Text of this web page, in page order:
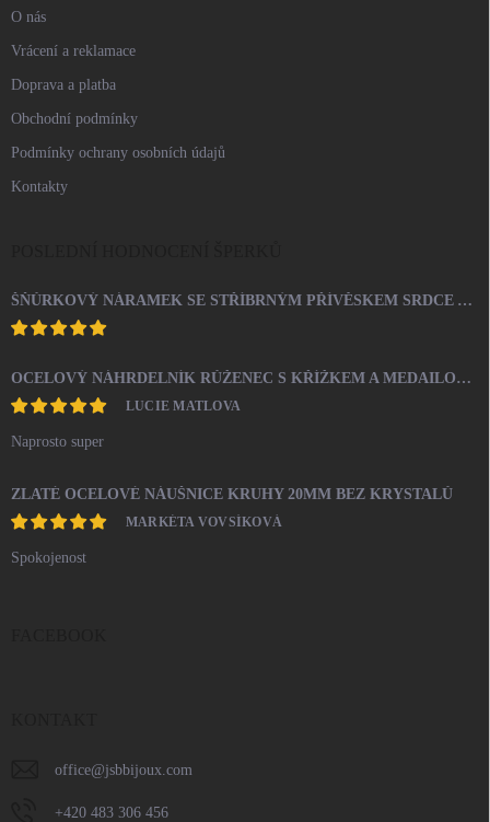
O nás
Vrácení a reklamace
Doprava a platba
Obchodní podmínky
Podmínky ochrany osobních údajů
Kontakty
ŠŇŮRKOVÝ NÁRAMEK SE STŘÍBRNÝM PŘÍVĚSKEM SRDCE A KRYSTALY SWAROVSKI CRYSTAL (STŘÍBRO 925/1000)
OCELOVÝ NÁHRDELNÍK RŮŽENEC S KŘÍŽKEM A MEDAILONEM
LUCIE MATLOVA
Naprosto super
ZLATÉ OCELOVÉ NÁUŠNICE KRUHY 20MM BEZ KRYSTALŮ
MARKÉTA VOVSÍKOVÁ
Spokojenost
office@jsbbijoux.com
+420 483 306 456